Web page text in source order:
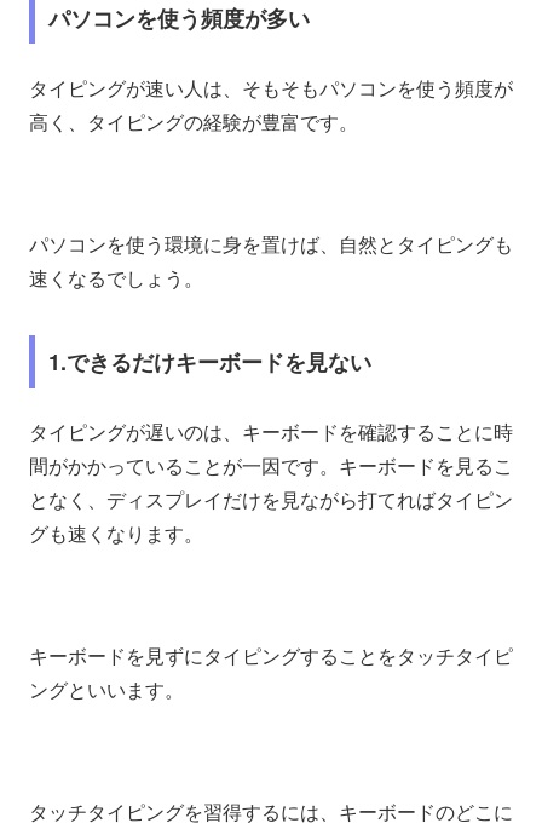
パソコンを使う頻度が多い
タイピングが速い人は、そもそもパソコンを使う頻度が
高く、タイピングの経験が豊富です。
パソコンを使う環境に身を置けば、自然とタイピングも
速くなるでしょう。
1.できるだけキーボードを見ない
タイピングが遅いのは、キーボードを確認することに時
間がかかっていることが一因です。キーボードを見るこ
となく、ディスプレイだけを見ながら打てればタイピン
グも速くなります。
キーボードを見ずにタイピングすることをタッチタイピ
ングといいます。
タッチタイピングを習得するには、キーボードのどこに